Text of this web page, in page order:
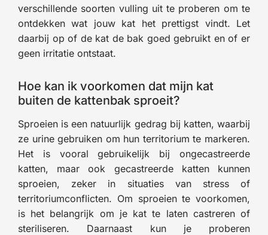
verschillende soorten vulling uit te proberen om te
ontdekken wat jouw kat het prettigst vindt. Let
daarbij op of de kat de bak goed gebruikt en of er
geen irritatie ontstaat.
Hoe kan ik voorkomen dat mijn kat
buiten de kattenbak sproeit?
Sproeien is een natuurlijk gedrag bij katten, waarbij
ze urine gebruiken om hun territorium te markeren.
Het is vooral gebruikelijk bij ongecastreerde
katten, maar ook gecastreerde katten kunnen
sproeien, zeker in situaties van stress of
territoriumconflicten. Om sproeien te voorkomen,
is het belangrijk om je kat te laten castreren of
steriliseren. Daarnaast kun je proberen